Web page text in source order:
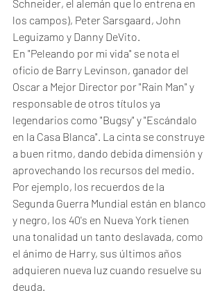
Schneider, el alemán que lo entrena en
los campos), Peter Sarsgaard, John
Leguizamo y Danny DeVito.
En "Peleando por mi vida" se nota el
oficio de Barry Levinson, ganador del
Oscar a Mejor Director por "Rain Man" y
responsable de otros títulos ya
legendarios como "Bugsy" y "Escándalo
en la Casa Blanca". La cinta se construye
a buen ritmo, dando debida dimensión y
aprovechando los recursos del medio.
Por ejemplo, los recuerdos de la
Segunda Guerra Mundial están en blanco
y negro, los 40's en Nueva York tienen
una tonalidad un tanto deslavada, como
el ánimo de Harry, sus últimos años
adquieren nueva luz cuando resuelve su
deuda.